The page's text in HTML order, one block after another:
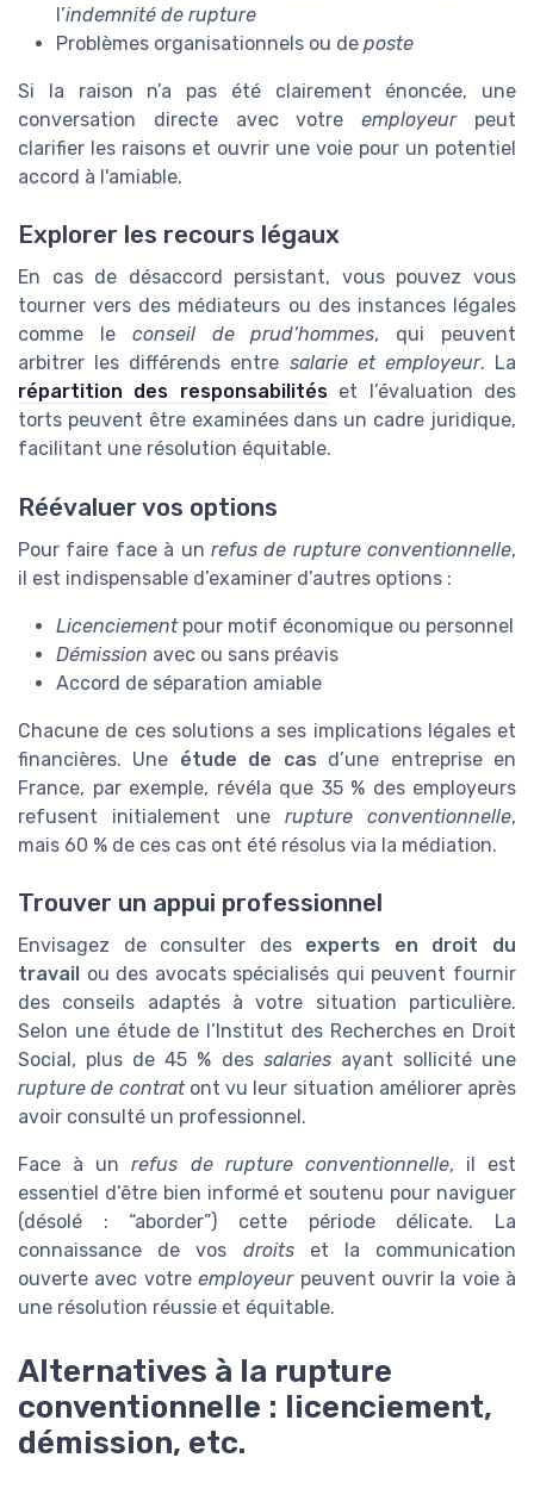
l’indemnité de rupture
Problèmes organisationnels ou de poste
Si la raison n’a pas été clairement énoncée, une
conversation directe avec votreemployeurpeut
clarifier les raisons et ouvrir une voie pour un potentiel
accord à l'amiable.
Explorer les recours légaux
En cas de désaccord persistant, vous pouvez vous
tourner vers des médiateurs ou des instances légales
comme le conseil de prud’hommes, qui peuvent
arbitrer les différends entre salarie et employeur. La
répartition des responsabilitéset l’évaluation des
torts peuvent être examinées dans un cadre juridique,
facilitant une résolution équitable.
Réévaluer vos options
Pour faire face à un refus de rupture conventionnelle,
il est indispensable d’examiner d’autres options :
Licenciementpour motif économique ou personnel
Démission avec ou sans préavis
Accord de séparation amiable
Chacune de ces solutions a ses implications légales et
financières. Une étude de cas d’une entreprise en
France, par exemple, révéla que 35 % des employeurs
refusent initialement une rupture conventionnelle,
mais 60 % de ces cas ont été résolus via la médiation.
Trouver un appui professionnel
Envisagez de consulter des experts en droit du
travail ou des avocats spécialisés qui peuvent fournir
des conseils adaptés à votre situation particulière.
Selon une étude de l’Institut des Recherches en Droit
Social, plus de 45 % des salariesayant sollicité une
rupture de contratont vu leur situation améliorer après
avoir consulté un professionnel.
Face à unrefus de rupture conventionnelle, il est
essentiel d’être bien informé et soutenu pour naviguer
(désolé : “aborder”) cette période délicate. La
connaissance de vos droitset la communication
ouverte avec votreemployeurpeuvent ouvrir la voie à
une résolution réussie et équitable.
Alternatives à la rupture
conventionnelle : licenciement,
démission, etc.